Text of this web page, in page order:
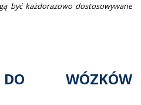
być każdorazowo dostosowywane
WÓZKÓW